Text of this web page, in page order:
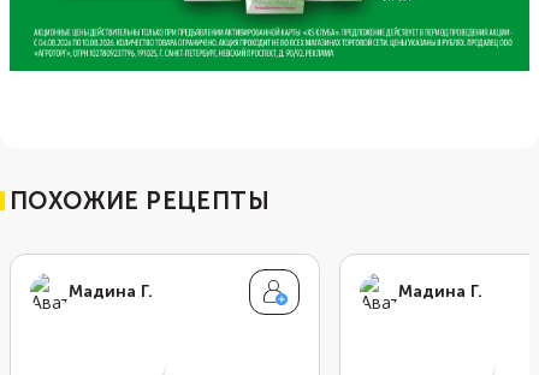
ПОХОЖИЕ РЕЦЕПТЫ
Мадина Г. Мадина Г.